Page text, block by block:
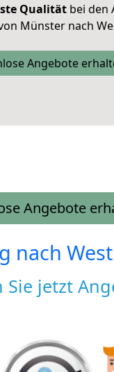
Qualität bei den
Münster nach
Angebote
Angebote
nach
Sie jetzt